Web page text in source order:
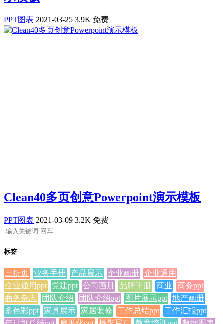
PPT图表 2021-03-25 3.9K 免费
Clean40多页创意Powerpoint演示模板
PPT图表 2021-03-09 3.2K 免费
标签
三折页 业务手册 产品展示 企业画册 企业通用
企业通用ppt
党建ppt 公司画册 品牌手册 商业
商务ppt
商务杂志
团队介绍 团队介绍ppt 图片展示ppt 地产画册
多色彩ppt
家具展示 家居装修 工作总结ppt
工作汇报ppt